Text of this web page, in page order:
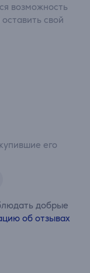
его
добрые
об отзывах
возможность
свой